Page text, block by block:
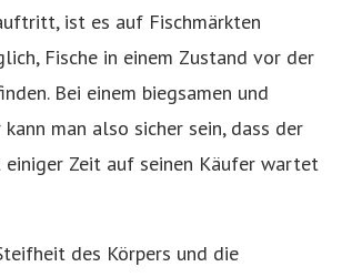
ist es auf Fischmärkten
Fische in einem Zustand vor der
Bei einem biegsamen und
man also sicher sein, dass der
einiger Zeit auf seinen Käufer wartet
des Körpers und die